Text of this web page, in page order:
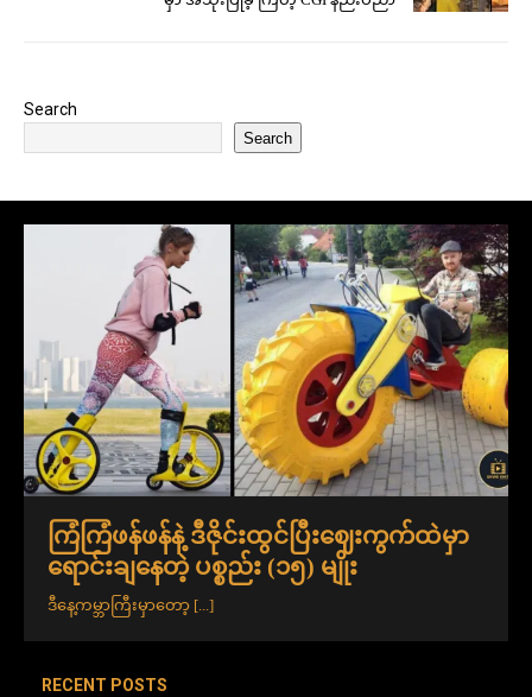
Search
Search
ကြံကြံဖန်ဖန်နဲ့ ဒီဇိုင်းထွင်ပြီးဈေးကွက်ထဲမှာ
ရောင်းချနေတဲ့ ပစ္စည်း (၁၅) မျိုး
ဒီနေ့ကမ္ဘာကြီးမှာတော့ [...]
RECENT POSTS